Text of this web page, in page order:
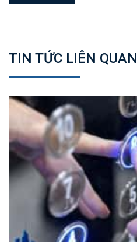
TIN TỨC LIÊN QUAN